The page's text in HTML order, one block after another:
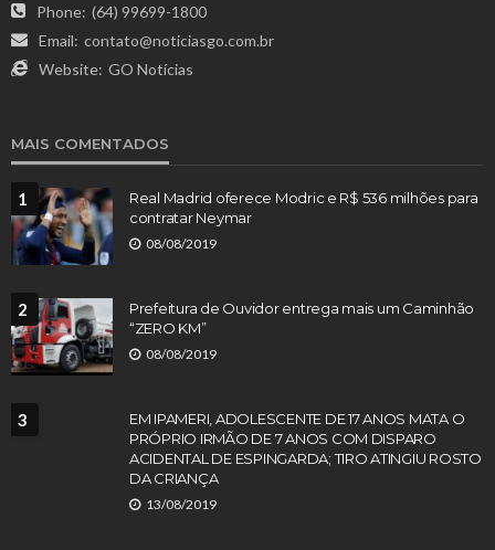
Phone: (64) 99699-1800
Email: contato@noticiasgo.com.br
Website: GO Notícias
MAIS COMENTADOS
1
Real Madrid oferece Modric e R$ 536 milhões para
contratar Neymar
08/08/2019
2
Prefeitura de Ouvidor entrega mais um Caminhão
“ZERO KM”
08/08/2019
3
EM IPAMERI, ADOLESCENTE DE 17 ANOS MATA O
PRÓPRIO IRMÃO DE 7 ANOS COM DISPARO
ACIDENTAL DE ESPINGARDA; TIRO ATINGIU ROSTO
DA CRIANÇA
13/08/2019